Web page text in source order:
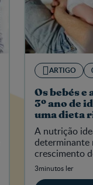
ARTIGO
Os bebés e
3º ano de
uma dieta
A nutrição
determinante
crescimento
3minutos ler